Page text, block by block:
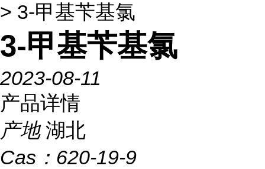
> 3-甲基苄基氯
3-甲基苄基氯
2023-08-11
产品详情
产地 湖北
Cas： 620-19-9